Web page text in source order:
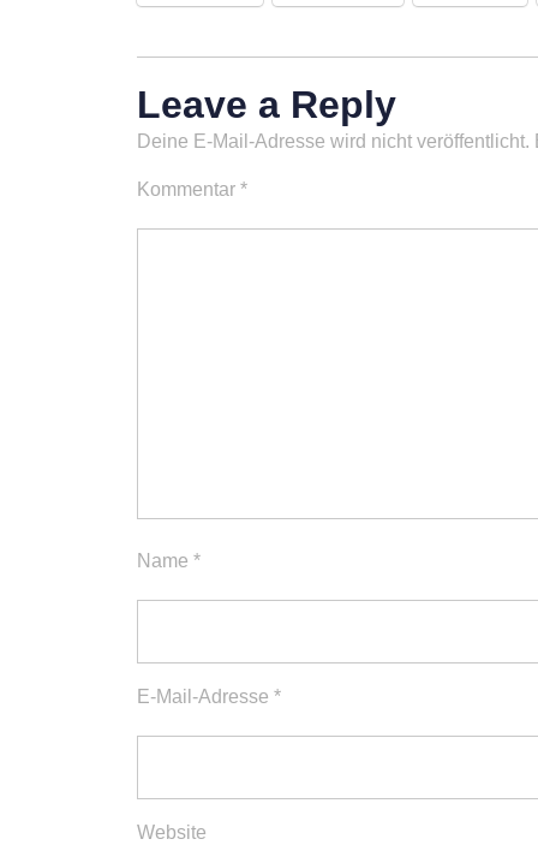
Leave a Reply
Deine E-Mail-Adresse wird nicht veröffentlicht.
Kommentar *
Name *
E-Mail-Adresse *
Website